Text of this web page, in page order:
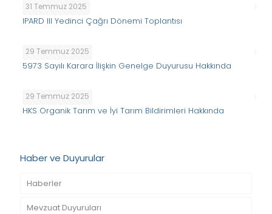
31 Temmuz 2025
IPARD III Yedinci Çağrı Dönemi Toplantısı
29 Temmuz 2025
5973 Sayılı Karara İlişkin Genelge Duyurusu Hakkında
29 Temmuz 2025
HKS Organik Tarım ve İyi Tarım Bildirimleri Hakkında
Haber ve Duyurular
Haberler
Mevzuat Duyuruları